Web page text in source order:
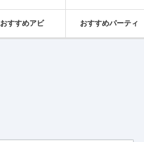
おすすめアビ おすすめパーティ